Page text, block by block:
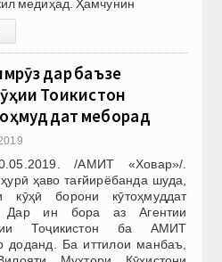
медиҳад. Ҳамчунин
дар баъзе
Тоҷикистон
меборад
/АМИТ «Ховар»/.
ҳаво тағйирёбанда шуда,
кӯҳӣ борони кӯтоҳмуддат
ин бора аз Агентии
Тоҷикистон ба АМИТ
доданд. Ба иттилои манбаъ,